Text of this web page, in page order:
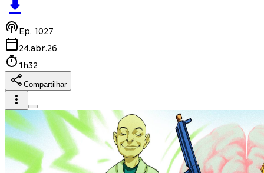
Ep. 1027
24.abr.26
1h32
Compartilhar